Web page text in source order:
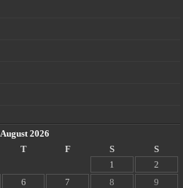
August 2026
T F S
S
1
2
6 7 8
9